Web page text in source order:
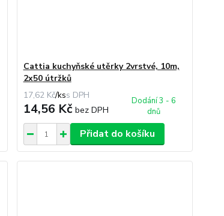
Cattia kuchyňské utěrky 2vrstvé, 10m,
2x50 útržků
17,62 Kč/ks
14,56 Kč bez DPH
Dodání 3 - 6
dnů
Přidat do košíku